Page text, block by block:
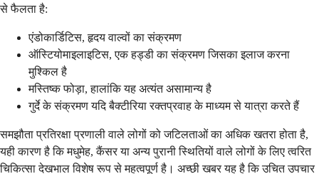
से फैलता है:
एंडोकार्डिटिस, हृदय वाल्वों का संक्रमण
ऑस्टियोमाइलाइटिस, एक हड्डी का संक्रमण जिसका इलाज करना
मुश्किल है
मस्तिष्क फोड़ा, हालांकि यह अत्यंत असामान्य है
गुर्दे के संक्रमण यदि बैक्टीरिया रक्तप्रवाह के माध्यम से यात्रा करते हैं
समझौता प्रतिरक्षा प्रणाली वाले लोगों को जटिलताओं का अधिक खतरा होता है,
यही कारण है कि मधुमेह, कैंसर या अन्य पुरानी स्थितियों वाले लोगों के लिए त्वरित
चिकित्सा देखभाल विशेष रूप से महत्वपूर्ण है। अच्छी खबर यह है कि उचित उपचार